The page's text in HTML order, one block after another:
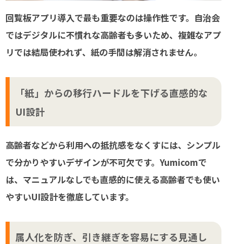
回覧板アプリ導入で最も重要なのは操作性です。自治会
ではデジタルに不慣れな高齢者も多いため、複雑なアプ
リでは結局使われず、紙の手間は解消されません。
「紙」からの移行ハードルを下げる直感的な
UI設計
高齢者などから利用への抵抗感をなくすには、シンプル
で分かりやすいデザインが不可欠です。Yumicomで
は、マニュアルなしでも直感的に使える高齢者でも使い
やすいUI設計を徹底しています。
属人化を防ぎ、引き継ぎを容易にする見通し